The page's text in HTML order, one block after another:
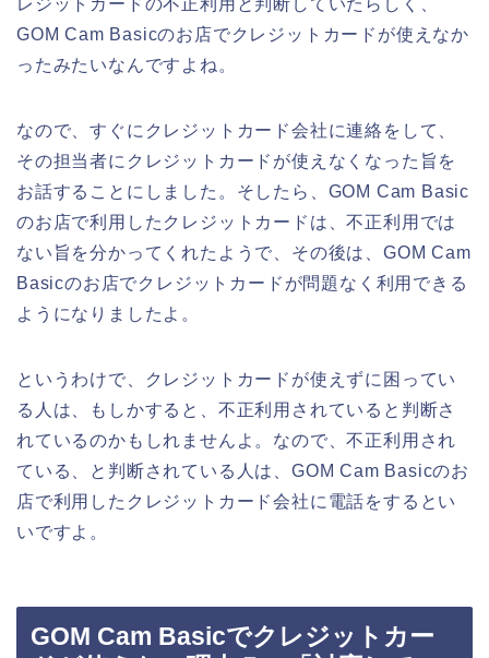
GOM Cam Basicのお店でクレジットカードが使えなか
ったみたいなんですよね。
なので、すぐにクレジットカード会社に連絡をして、
その担当者にクレジットカードが使えなくなった旨を
お話することにしました。そしたら、GOM Cam Basic
のお店で利用したクレジットカードは、不正利用では
ない旨を分かってくれたようで、その後は、GOM Cam
Basicのお店でクレジットカードが問題なく利用できる
ようになりましたよ。
というわけで、クレジットカードが使えずに困ってい
る人は、もしかすると、不正利用されていると判断さ
れているのかもしれませんよ。なので、不正利用され
ている、と判断されている人は、GOM Cam Basicのお
店で利用したクレジットカード会社に電話をするとい
いですよ。
GOM Cam Basicでクレジットカー